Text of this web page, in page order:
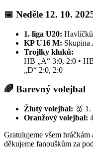
📅 Neděle 12. 10.
1. liga U20:
KP U16 M: Skupina
Trojlky kluků:
HB „A“ 3:0, 2:0 •
„D“ 2:0, 2:0
🌈 Barevný volejbal
Žlutý volejbal: 🥇 1.
Oranžový volejbal:
Gratulujeme všem
děkujeme fanouškům za